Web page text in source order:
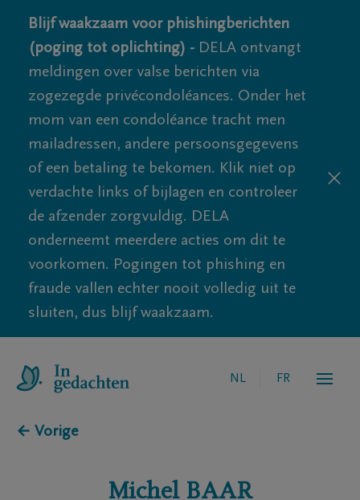
Blijf waakzaam voor phishingberichten
(poging tot oplichting) - DELA ontvangt
meldingen over valse berichten via
zogezegde privécondoléances. Onder het
mom van een condoléance tracht men
mailadressen, andere persoonsgegevens
of een betaling te bekomen. Klik niet op
verdachte links of bijlagen en controleer
de afzender zorgvuldig. DELA
onderneemt meerdere acties om dit te
voorkomen. Pogingen tot phishing en
fraude vallen echter nooit volledig uit te
sluiten, dus blijf waakzaam.
NL FR
← Vorige
Michel BAAR